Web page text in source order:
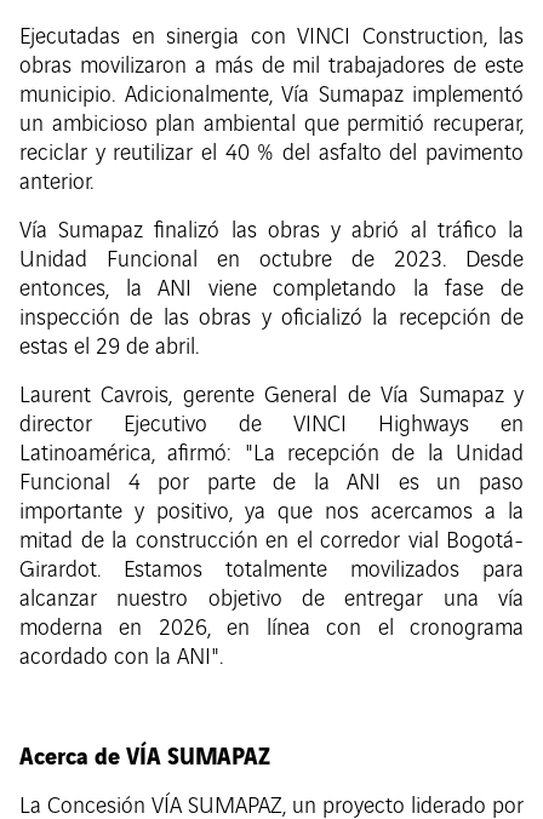
Ejecutadas en sinergia con VINCI Construction, las
obras movilizaron a más de mil trabajadores de este
municipio. Adicionalmente, Vía Sumapaz implementó
un ambicioso plan ambiental que permitió recuperar,
reciclar y reutilizar el 40 % del asfalto del pavimento
anterior.
Vía Sumapaz finalizó las obras y abrió al tráfico la
Unidad Funcional en octubre de 2023. Desde
entonces, la ANI viene completando la fase de
inspección de las obras y oficializó la recepción de
estas el 29 de abril.
Laurent Cavrois, gerente General de Vía Sumapaz y
director Ejecutivo de VINCI Highways en
Latinoamérica, afirmó: "La recepción de la Unidad
Funcional 4 por parte de la ANI es un paso
importante y positivo, ya que nos acercamos a la
mitad de la construcción en el corredor vial Bogotá-
Girardot. Estamos totalmente movilizados para
alcanzar nuestro objetivo de entregar una vía
moderna en 2026, en línea con el cronograma
acordado con la ANI".
Acerca de VÍA SUMAPAZ
La Concesión VÍA SUMAPAZ, un proyecto liderado por